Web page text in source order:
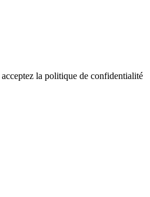
la politique de confidentialité